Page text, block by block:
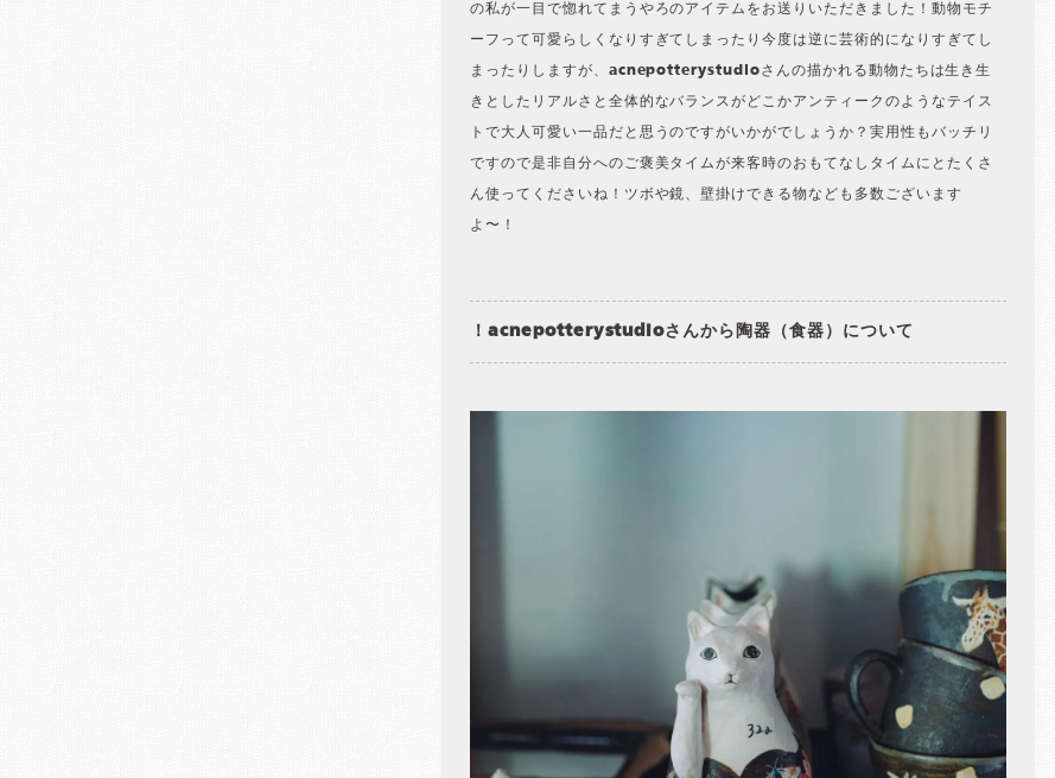
の私が一目で惚れてまうやろのアイテムをお送りいただきました！動物モチ
ーフって可愛らしくなりすぎてしまったり今度は逆に芸術的になりすぎてし
まったりしますが、acnepotterystudioさんの描かれる動物たちは生き生
きとしたリアルさと全体的なバランスがどこかアンティークのようなテイス
トで大人可愛い一品だと思うのですがいかがでしょうか？実用性もバッチリ
ですので是非自分へのご褒美タイムが来客時のおもてなしタイムにとたくさ
ん使ってくださいね！ツボや鏡、壁掛けできる物なども多数ございます
よ〜！
！acnepotterystudioさんから陶器（食器）について